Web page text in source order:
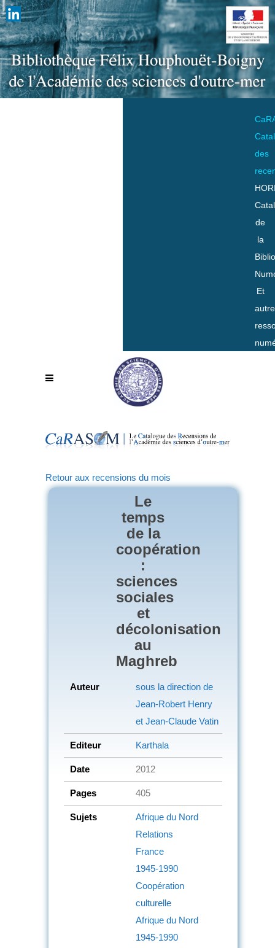
des
de
la
Et
Retour aux recensions du mois
Le
temps
de la
coopération
:
sciences
sociales
et
décolonisation
au
Maghreb
Auteur
sous la direction de
Jean-Robert Henry
et Jean-Claude Vatin
Editeur Karthala
Date 2012
Pages 405
Sujets
Afrique du Nord
Relations
France
1945-1990
Coopération
culturelle
Afrique du Nord
1945-1990